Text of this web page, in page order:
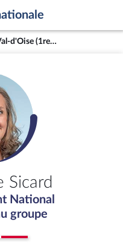
Mme Anne Sicard - Val-d'Oise (1re circonscription)
Sicard
National
groupe